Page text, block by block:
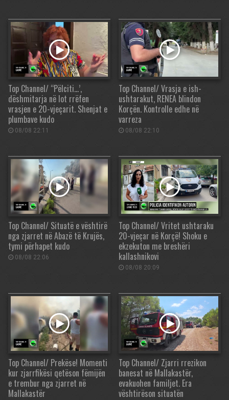
Top Channel/ “Pëlciti…’,
dëshmitarja në lot rrëfen
vrasjen e 20-vjeçarit. Shenjat e
plumbave kudo
08/08 22:11
Top Channel/ Vrasja e ish-
ushtarakut, RENEA blindon
Korçën. Kontrolle edhe në
varreza
08/08 22:10
Top Channel/ Situatë e vështirë
nga zjarret në Abazë të Krujës,
tymi përhapet kudo
08/08 22:06
Top Channel/ Vritet ushtaraku
20-vjeçar në Korçë! Shoku e
ekzekuton me breshëri
kallashnikovi
08/08 20:09
Top Channel/ Prekëse! Momenti
kur zjarrfikësi qetëson fëmijën
e trembur nga zjarret në
Mallakastër
Top Channel/ Zjarri rrezikon
banesat në Mallakastër,
evakuohen familjet. Era
vështirëson situatën